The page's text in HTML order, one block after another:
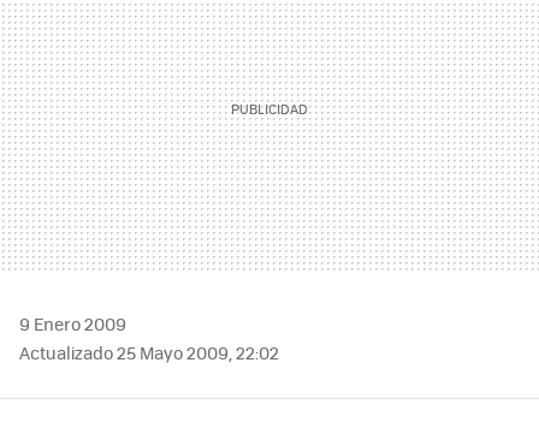
9 Enero 2009
Actualizado 25 Mayo 2009, 22:02